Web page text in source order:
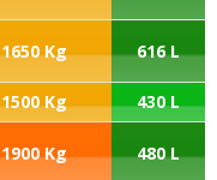
1650 Kg 616 L
1500 Kg
430 L
1900 Kg 480 L